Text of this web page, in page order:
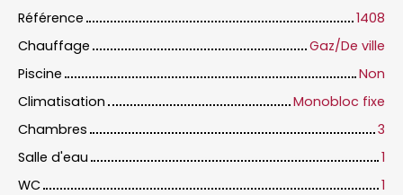
Référence
1408
Chauffage
Gaz/De ville
Piscine
Non
Climatisation
Monobloc fixe
Chambres
3
Salle d'eau
1
WC
1